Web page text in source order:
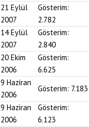
21 Eylül
2007
Gösterim:
2.782
14 Eylül
2007
Gösterim:
2.840
20 Ekim
2006
Gösterim:
6.625
9 Haziran
2006
Gösterim: 7.183
9 Haziran
2006
Gösterim:
6.123